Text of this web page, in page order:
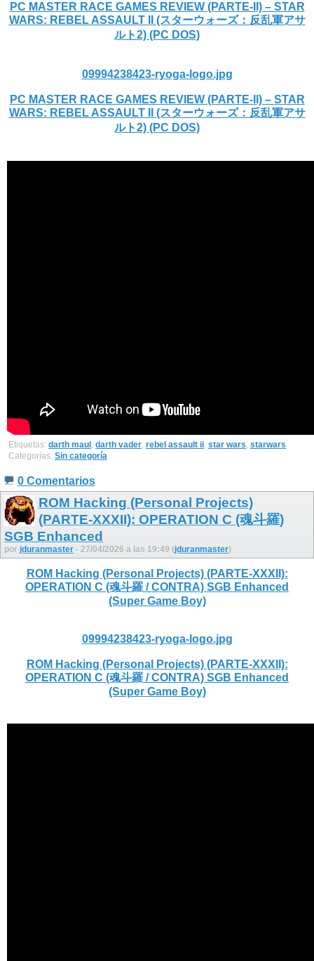
PC MASTER RACE GAMES REVIEW (PARTE-II) – STAR
WARS: REBEL ASSAULT II (スターウォーズ：反乱軍アサ
ルト2) (PC DOS)
09994238423-ryoga-logo.jpg
PC MASTER RACE GAMES REVIEW (PARTE-II) – STAR
WARS: REBEL ASSAULT II (スターウォーズ：反乱軍アサ
ルト2) (PC DOS)
Etiquetas: darth maul , darth vader, rebel assault ii, star wars, starwars
Categorías: Sin categoría
0 Comentarios
ROM Hacking (Personal Projects)
(PARTE-XXXII): OPERATION C (魂斗羅)
SGB Enhanced
por jduranmaster - 27/04/2026 a las 19:49 (jduranmaster)
ROM Hacking (Personal Projects) (PARTE-XXXII):
OPERATION C (魂斗羅 / CONTRA) SGB Enhanced
(Super Game Boy)
09994238423-ryoga-logo.jpg
ROM Hacking (Personal Projects) (PARTE-XXXII):
OPERATION C (魂斗羅 / CONTRA) SGB Enhanced
(Super Game Boy)